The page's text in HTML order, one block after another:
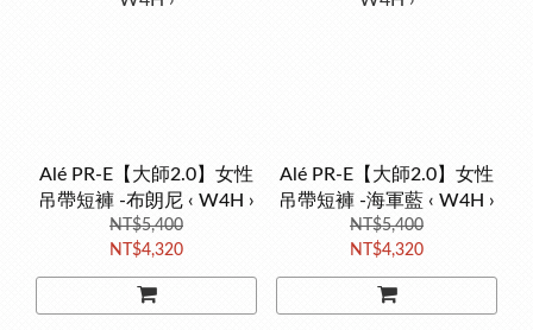
Alé PR-E【大師2.0】女性
吊帶短褲 -布朗尼 ‹ W4H ›
NT$5,400
NT$4,320
Alé PR-E【大師2.0】女性
吊帶短褲 -海軍藍 ‹ W4H ›
NT$5,400
NT$4,320